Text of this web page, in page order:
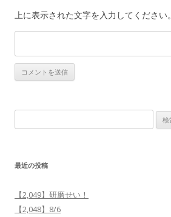
上に表示された文字を入力してください。
索:
最近の投稿
【2,049】研磨せい！
【2,048】8/6